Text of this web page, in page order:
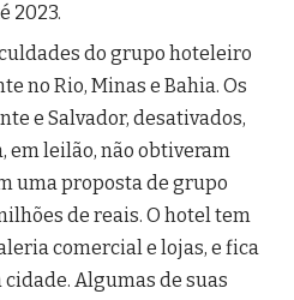
2023.
do grupo hoteleiro
no Rio, Minas e Bahia. Os
e Salvador, desativados,
em leilão, não obtiveram
uma proposta de grupo
de reais. O hotel tem
comercial e lojas, e fica
Algumas de suas